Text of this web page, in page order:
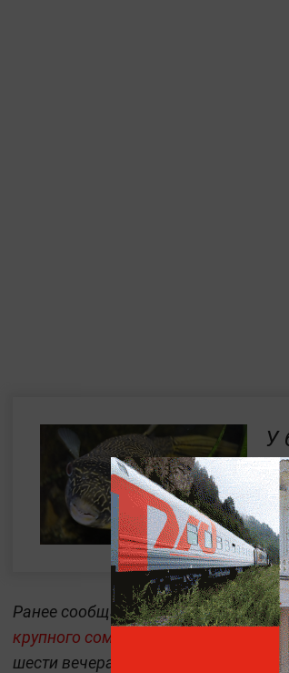
У
Ранее сообщалось,что вечером 7
крупного сома весом около 25
шести вечера он проезжал по